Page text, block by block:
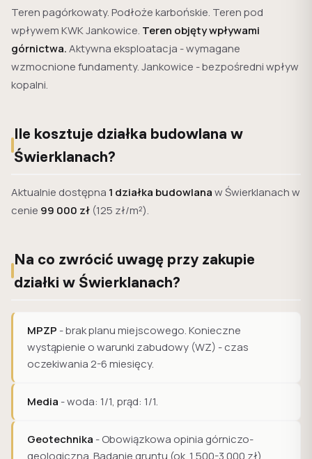
Teren pagórkowaty. Podłoże karbońskie. Teren pod
wpływem KWK Jankowice. Teren objęty wpływami
górnictwa.Aktywna eksploatacja - wymagane
wzmocnione fundamenty. Jankowice - bezpośredni wpływ
kopalni.
Ile kosztuje działka budowlana w
Świerklanach?
Aktualnie dostępna 1 działka budowlanaw Świerklanach w
cenie 99 000 zł (125 zł/m²).
Na co zwrócić uwagę przy zakupie
działki w Świerklanach?
MPZP - brak planu miejscowego. Konieczne
wystąpienie o warunki zabudowy (WZ) - czas
oczekiwania 2-6 miesięcy.
Media - woda: 1/1, prąd: 1/1.
Geotechnika - Obowiązkowa opinia górniczo-
geologiczna. Badanie gruntu (ok. 1 500-3 000 zł)